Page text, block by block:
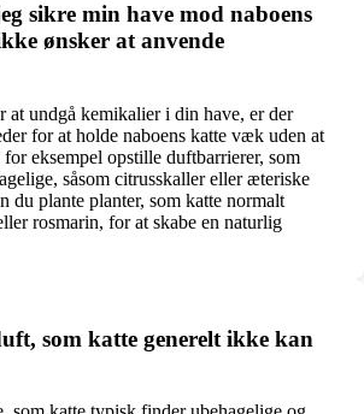
sikre min have mod naboens
ønsker at anvende
undgå kemikalier i din have, er der
for at holde naboens katte væk uden at
eksempel opstille duftbarrierer, som
såsom citrusskaller eller æteriske
du plante planter, som katte normalt
rosmarin, for at skabe en naturlig
som katte generelt ikke kan